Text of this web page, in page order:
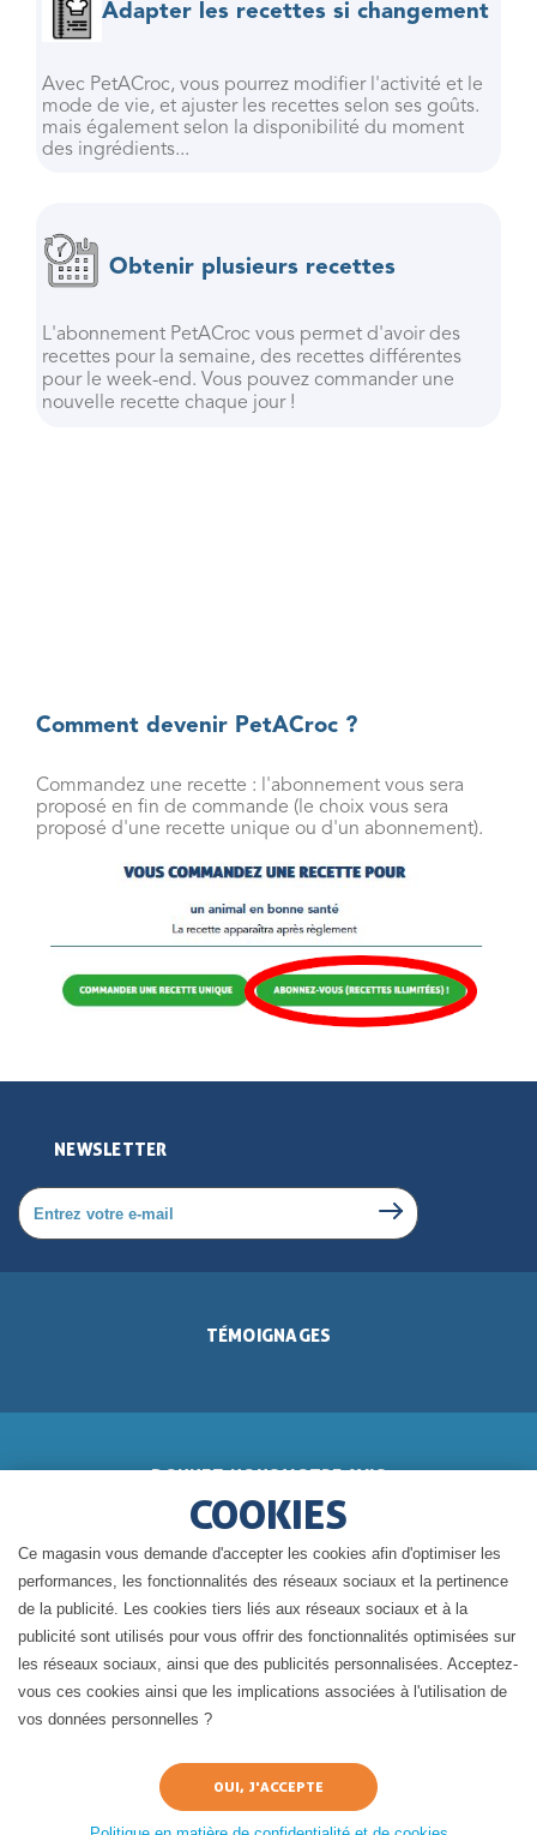
Adapter les recettes si changement
Avec PetACroc, vous pourrez modifier l'activité et le
mode de vie, et ajuster les recettes selon ses goûts.
mais également selon la disponibilité du moment
des ingrédients...
Obtenir plusieurs recettes
L'abonnement PetACroc vous permet d'avoir des
recettes pour la semaine, des recettes différentes
pour le week-end. Vous pouvez commander une
nouvelle recette chaque jour !
Comment devenir PetACroc ?
Commandez une recette : l'abonnement vous sera
proposé en fin de commande (le choix vous sera
proposé d'une recette unique ou d'un abonnement).
NEWSLETTER
TÉMOIGNAGES
DONNEZ-NOUS VOTRE AVIS
BLOG DE GÉRALDINE
COOKIES
Ce magasin vous demande d'accepter les cookies afin d'optimiser les
performances, les fonctionnalités des réseaux sociaux et la pertinence
de la publicité. Les cookies tiers liés aux réseaux sociaux et à la
publicité sont utilisés pour vous offrir des fonctionnalités optimisées sur
les réseaux sociaux, ainsi que des publicités personnalisées. Acceptez-
vous ces cookies ainsi que les implications associées à l'utilisation de
vos données personnelles ?